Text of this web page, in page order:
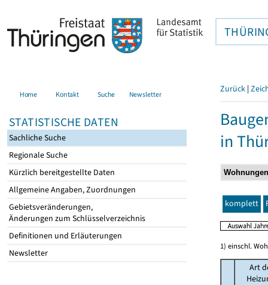
Home Kontakt Suche Newsletter
STATISTISCHE DATEN
Sachliche Suche
Regionale Suche
Kürzlich bereitgestellte Daten
Allgemeine Angaben, Zuordnungen
Gebietsveränderungen,
Änderungen zum Schlüsselverzeichnis
Definitionen und Erläuterungen
Newsletter
Zurück |
in
komplett
1) einschl.
Art